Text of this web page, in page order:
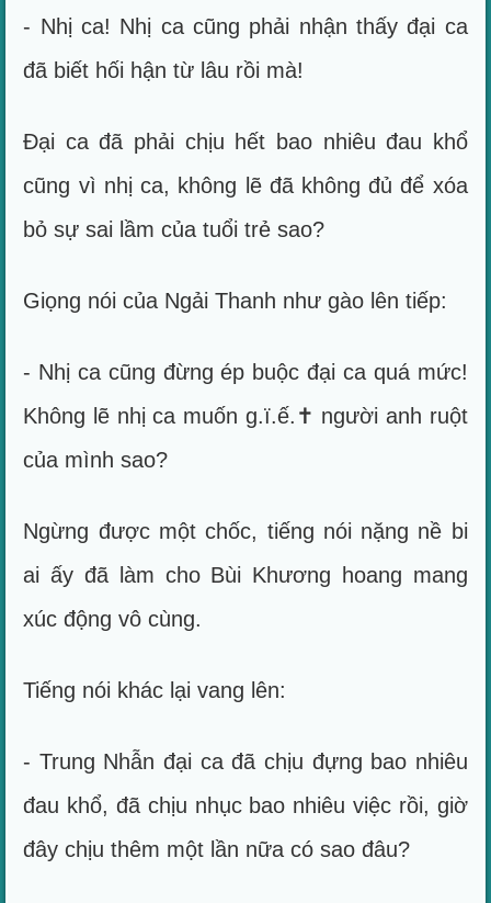
- Nhị ca! Nhị ca cũng phải nhận thấy đại ca
đã biết hối hận từ lâu rồi mà!
Đại ca đã phải chịu hết bao nhiêu đau khổ
cũng vì nhị ca, không lẽ đã không đủ để xóa
bỏ sự sai lầm của tuổi trẻ sao?
Giọng nói của Ngải Thanh như gào lên tiếp:
- Nhị ca cũng đừng ép buộc đại ca quá mức!
Không lẽ nhị ca muốn g.ï.ế.✝ người anh ruột
của mình sao?
Ngừng được một chốc, tiếng nói nặng nề bi
ai ấy đã làm cho Bùi Khương hoang mang
xúc động vô cùng.
Tiếng nói khác lại vang lên:
- Trung Nhẫn đại ca đã chịu đựng bao nhiêu
đau khổ, đã chịu nhục bao nhiêu việc rồi, giờ
đây chịu thêm một lần nữa có sao đâu?